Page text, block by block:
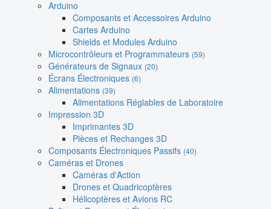
Arduino
Composants et Accessoires Arduino
Cartes Arduino
Shields et Modules Arduino
Microcontrôleurs et Programmateurs (59)
Générateurs de Signaux (20)
Écrans Électroniques (6)
Alimentations (39)
Alimentations Réglables de Laboratoire
Impression 3D
Imprimantes 3D
Pièces et Rechanges 3D
Composants Électroniques Passifs (40)
Caméras et Drones
Caméras d'Action
Drones et Quadricoptères
Hélicoptères et Avions RC